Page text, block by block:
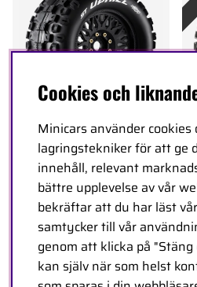
Däck & Fälg ST-UPHILL 3,8"
Sport MFT (Lös 17mm Hex 0"
& 1/2" Offset) (2)
Artnr:LT3326X
8 st
Cirkapris: 717kr
Cookies och
Minicars använder cookies
lagringstekniker för att ge
innehåll, relevant
bättre upplevelse av vår
bekräftar att du har läst
samtycker till vår
genom att klicka på
kan själv när som helst